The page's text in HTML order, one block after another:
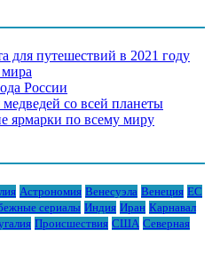
для путешествий в 2021 году
России
со всей планеты
ярмарки по всему миру
Астрономия Венесуэла Венеция ЕС
сериалы Индия Иран Карнавал
Происшествия США Северная